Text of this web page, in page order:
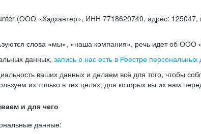
(ООО «Хэдхантер», ИНН 7718620740, адрес: 125047,
слова «мы», «наша компания», речь идет об ООО
данных, запись о нас есть в Реестре
ваших данных и делаем всё для того, чтобы
их только в тех целях, для которых вы их нам
и для чего
данные: